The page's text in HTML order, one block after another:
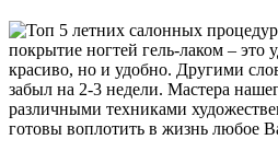
покрытие ногтей гель-лаком – это
красиво, но и удобно. Другими
забыл на 2-3 недели. Мастера
различными техниками
готовы воплотить в жизнь любое